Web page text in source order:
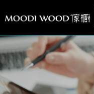
至
要
內
容